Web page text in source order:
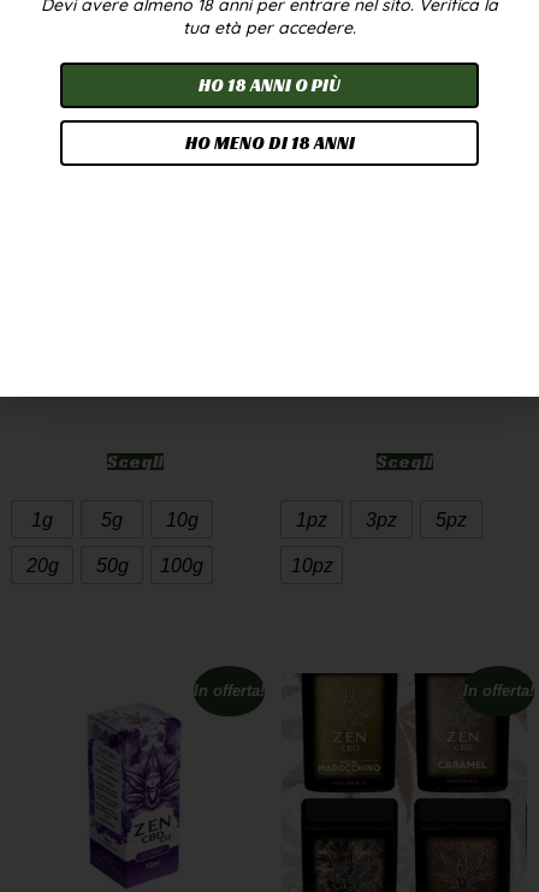
Scegli
1g 5g 10g
20g 50g 100g
In offerta!
Scegli
1pz 3pz 5pz
10pz
In offerta! In offerta!
Devi avere almeno 18 anni per entrare nel sito. Verifica la
tua età per accedere.
HO 18 ANNI O PIÙ
HO MENO DI 18 ANNI